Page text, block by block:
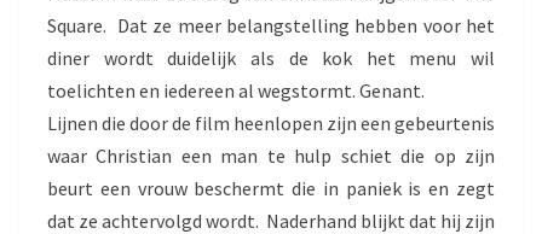
Square. Dat ze meer belangstelling hebben voor het
diner wordt duidelijk als de kok het menu wil
toelichten en iedereen al wegstormt. Genant.
Lijnen die door de film heenlopen zijn een gebeurtenis
waar Christian een man te hulp schiet die op zijn
beurt een vrouw beschermt die in paniek is en zegt
dat ze achtervolgd wordt. Naderhand blijkt dat hij zijn